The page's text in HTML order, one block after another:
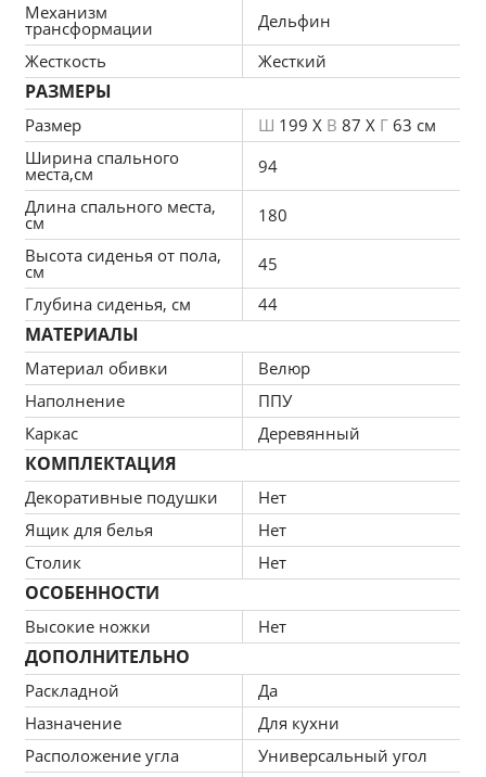
Гипоаллергенность и экологичность
Комбинация таких слоев для дивана отличается
гипоаллергенностью, безопасностью для
здоровья и экологичностью. Дополнительная
обработка добавляет противогрибковых и
антибактериальных свойств.
Воздухопроницаемость
Отличная воздухопроницаемость сохраняет
высокие характеристики изделия, препятствует
скапливанию влаги. Уход прост благодаря
качественной ткани.
Стойкость к деформации и эластичность
Отличная эластичность и устойчивость к
деформации – гарантия легкого и быстрого
восстановления формы после сидения.
Эргономичность
Конструкция приспосабливается под контур
тела. Доступная цена выступает
дополнительным преимуществом.
Компактность
При компактных габаритах: 199х63х87 см
подойдет для кухонных комнат любых
размеров, легко раскладывается, обеспечивая
спальное место 94х180 см.
Механизм
трансформации
Дельфин
Жесткость
Жесткий
РАЗМЕРЫ
Размер Ш 199 X В 87 X Г 63 см
Ширина спального
места,см
94
Длина спального места,
см
180
Высота сиденья от пола,
см
45
Глубина сиденья, см
44
МАТЕРИАЛЫ
Материал обивки
Велюр
Наполнение
ППУ
Каркас
Деревянный
КОМПЛЕКТАЦИЯ
Декоративные подушки
Нет
Ящик для белья
Нет
Столик
Нет
ОСОБЕННОСТИ
Высокие ножки Нет
ДОПОЛНИТЕЛЬНО
Раскладной
Да
Назначение
Для кухни
Расположение угла
Универсальный угол